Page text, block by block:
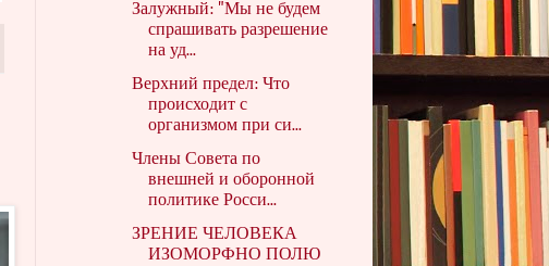
Залужный: "Мы не будем
спрашивать разрешение
на уд...
Верхний предел: Что
происходит с
организмом при си...
Члены Совета по
внешней и оборонной
политике Росси...
ЗРЕНИЕ ЧЕЛОВЕКА
ИЗОМОРФНО ПОЛЮ